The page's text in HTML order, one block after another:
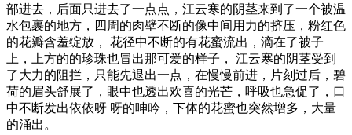
部进去，后面只进去了一点点，江云寒的阴茎来到了一个被温
水包裹的地方，四周的肉壁不断的像中间用力的挤压，粉红色
的花瓣含羞绽放， 花径中不断的有花蜜流出，滴在了被子
上，上方的的珍珠也冒出那可爱的样子， 江云寒的阴茎受到
了大力的阻拦，只能先退出一点，在慢慢前进，片刻过后，碧
荷的眉头舒展了，眼中也透出欢喜的光芒，呼吸也急促了，口
中不断发出依依呀 呀的呻吟，下体的花蜜也突然增多，大量
的涌出。